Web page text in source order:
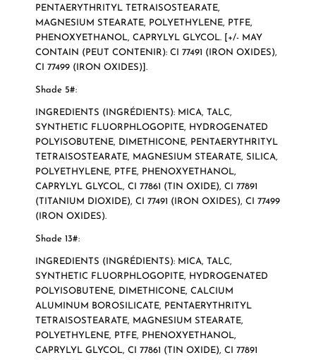
PENTAERYTHRITYL TETRAISOSTEARATE,
MAGNESIUM STEARATE, POLYETHYLENE, PTFE,
PHENOXYETHANOL, CAPRYLYL GLYCOL. [+/- MAY
CONTAIN (PEUT CONTENIR): CI 77491 (IRON OXIDES),
CI 77499 (IRON OXIDES)].
Shade 5#:
INGREDIENTS (INGRÉDIENTS): MICA, TALC,
SYNTHETIC FLUORPHLOGOPITE, HYDROGENATED
POLYISOBUTENE, DIMETHICONE, PENTAERYTHRITYL
TETRAISOSTEARATE, MAGNESIUM STEARATE, SILICA,
POLYETHYLENE, PTFE, PHENOXYETHANOL,
CAPRYLYL GLYCOL, CI 77861 (TIN OXIDE), CI 77891
(TITANIUM DIOXIDE), CI 77491 (IRON OXIDES), CI 77499
(IRON OXIDES).
Shade 13#:
INGREDIENTS (INGRÉDIENTS): MICA, TALC,
SYNTHETIC FLUORPHLOGOPITE, HYDROGENATED
POLYISOBUTENE, DIMETHICONE, CALCIUM
ALUMINUM BOROSILICATE, PENTAERYTHRITYL
TETRAISOSTEARATE, MAGNESIUM STEARATE,
POLYETHYLENE, PTFE, PHENOXYETHANOL,
CAPRYLYL GLYCOL, CI 77861 (TIN OXIDE), CI 77891